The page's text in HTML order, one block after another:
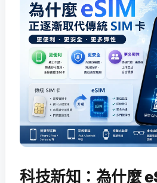
科技新知：為什麼